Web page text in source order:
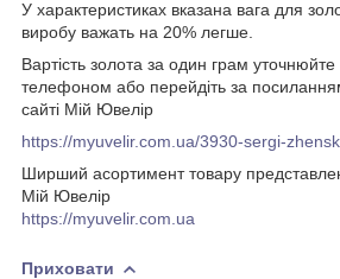
У характеристиках вказана вага для
виробу важать на 20% легше.
Вартість золота за один грам
телефоном або перейдіть за
сайті Мій Ювелір
https://myuvelir.com.ua/3930-sergi-
Ширший асортимент товару
Мій Ювелір
https://myuvelir.com.ua
Приховати